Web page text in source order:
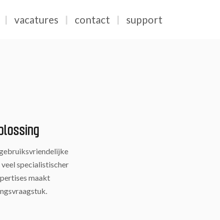
vacatures contact support
specialistischer
maakt